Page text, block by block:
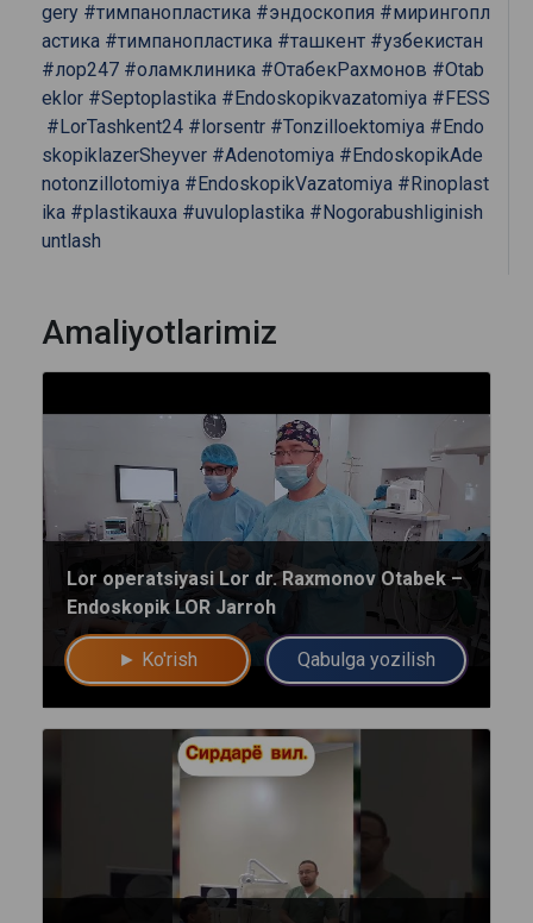
gery #тимпанопластика #эндоскопия #мирингопл
астика #тимпанопластика #ташкент #узбекистан
#лор247 #оламклиника #ОтабекРахмонов #Otab
eklor #Septoplastika #Endoskopikvazatomiya #FESS
#LorTashkent24 #lorsentr #Tonzilloektomiya #Endo
skopiklazerSheyver #Adenotomiya #EndoskopikAde
notonzillotomiya #EndoskopikVazatomiya #Rinoplast
ika #plastikauxa #uvuloplastika #Nogorabushliginish
untlash
Amaliyotlarimiz
Lor operatsiyasi Lor dr. Raxmonov Otabek –
Endoskopik LOR Jarroh
► Ko'rish Qabulga yozilish
Umumiy chatimizga yozing
Mutaxassislar